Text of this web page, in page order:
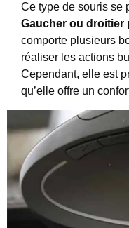
Ce type de souris se
Gaucher ou droitier
comporte plusieurs
réaliser les actions
Cependant, elle est
qu’elle offre un